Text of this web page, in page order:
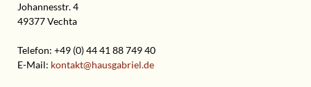
Johannesstr. 4
49377 Vechta
Telefon: +49 (0) 44 41 88 749 40
E-Mail: kontakt@hausgabriel.de